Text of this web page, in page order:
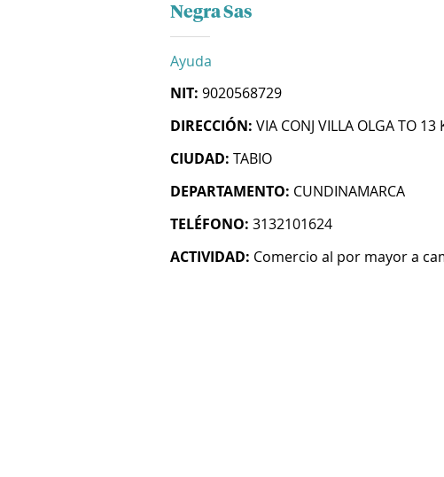
Negra Sas
Ayuda
NIT: 9020568729
DIRECCIÓN: VIA CONJ VILLA OLGA TO 13
CIUDAD: TABIO
DEPARTAMENTO: CUNDINAMARCA
TELÉFONO: 3132101624
ACTIVIDAD: Comercio al por mayor a